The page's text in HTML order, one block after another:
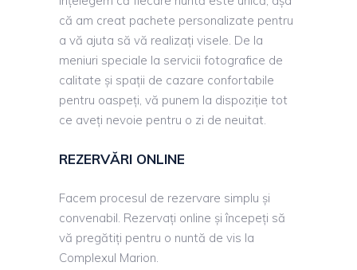
că am creat pachete personalizate pentru
a vă ajuta să vă realizați visele. De la
meniuri speciale la servicii fotografice de
calitate și spații de cazare confortabile
pentru oaspeți, vă punem la dispoziție tot
ce aveți nevoie pentru o zi de neuitat.
REZERVĂRI ONLINE
Facem procesul de rezervare simplu și
convenabil. Rezervați online și începeți să
vă pregătiți pentru o nuntă de vis la
Complexul Marion.